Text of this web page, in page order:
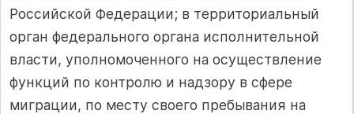
Российской Федерации; в территориальный
орган федерального органа исполнительной
власти, уполномоченного на осуществление
функций по контролю и надзору в сфере
миграции, по месту своего пребывания на